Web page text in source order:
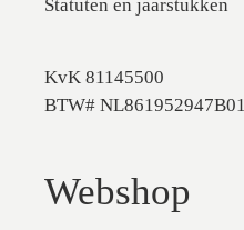
Statuten en jaarstukken
KvK 81145500
BTW# NL861952947B01
Webshop